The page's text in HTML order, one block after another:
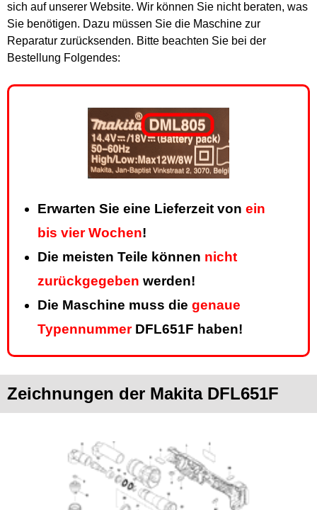
sich auf unserer Website. Wir können Sie nicht beraten, was
Sie benötigen. Dazu müssen Sie die Maschine zur
Reparatur zurücksenden. Bitte beachten Sie bei der
Bestellung Folgendes:
Erwarten Sie eine Lieferzeit von ein
bis vier Wochen!
Die meisten Teile können nicht
zurückgegeben werden!
Die Maschine muss die genaue
TypennummerDFL651F haben!
Zeichnungen der Makita DFL651F